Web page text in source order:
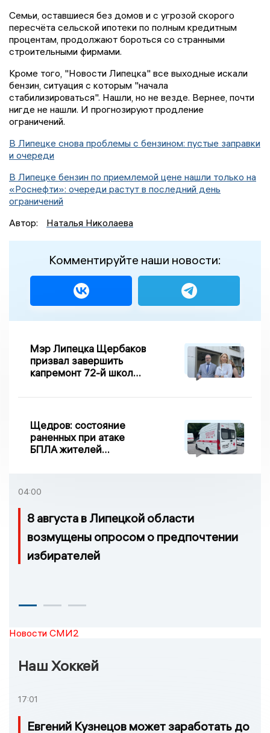
Семьи, оставшиеся без домов и с угрозой скорого
пересчёта сельской ипотеки по полным кредитным
процентам, продолжают бороться со странными
строительными фирмами.
Кроме того, "Новости Липецка" все выходные искали
бензин, ситуация с которым "начала
стабилизироваться". Нашли, но не везде. Вернее, почти
нигде не нашли. И прогнозируют продление
ограничений.
В Липецке снова проблемы с бензином: пустые заправки
и очереди
В Липецке бензин по приемлемой цене нашли только на
«Роснефти»: очереди растут в последний день
ограничений
Автор:
Наталья Николаева
Комментируйте наши новости:
Мэр Липецка Щербаков
призвал завершить
капремонт 72-й школы
Щедров: состояние
раненных при атаке
БПЛА жителей
04:00
8 августа в Липецкой области
возмущены опросом о предпочтении
избирателей
Новости СМИ2
Наш Хоккей
17:01
Евгений Кузнецов может заработать до